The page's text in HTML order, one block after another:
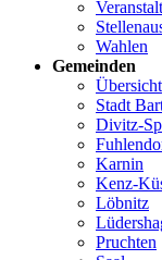
Wahlen
Gemeinden
Übersicht
Stadt
Divitz-
Karnin
Kenz-
Löbnitz
Pruchten